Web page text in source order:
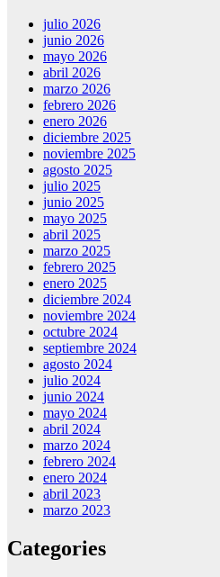
julio 2026
junio 2026
mayo 2026
abril 2026
marzo 2026
febrero 2026
enero 2026
diciembre 2025
noviembre 2025
agosto 2025
julio 2025
junio 2025
mayo 2025
abril 2025
marzo 2025
febrero 2025
enero 2025
diciembre 2024
noviembre 2024
octubre 2024
septiembre 2024
agosto 2024
julio 2024
junio 2024
mayo 2024
abril 2024
marzo 2024
febrero 2024
enero 2024
abril 2023
marzo 2023
Categories